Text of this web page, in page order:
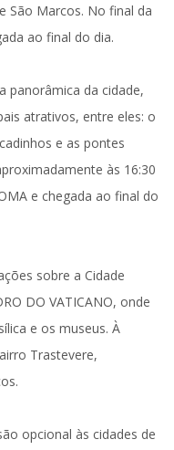
São Marcos. No final da
ao final do dia.
panorâmica da cidade,
atrativos, entre eles: o
e as pontes
às 16:30
e chegada ao final do
sobre a Cidade
DO VATICANO, onde
e os museus. À
Trastevere,
opcional às cidades de